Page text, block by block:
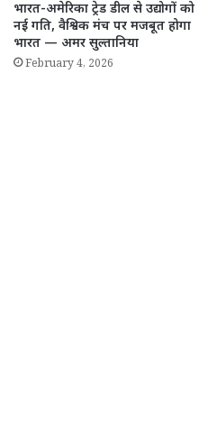
भारत-अमेरिका ट्रेड डील से उद्योगों को
नई गति, वैश्विक मंच पर मजबूत होगा
भारत — अमर सुल्तानिया
February 4, 2026